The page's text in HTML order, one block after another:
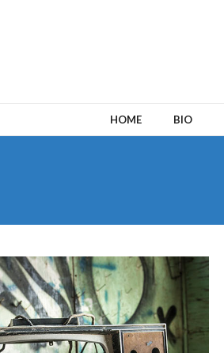
HOME BIO